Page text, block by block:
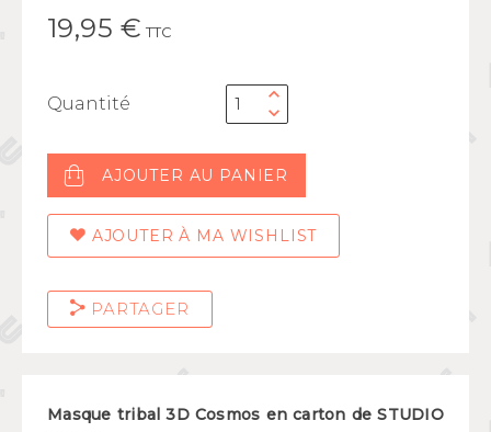
19,95 € TTC
Quantité
AJOUTER AU PANIER
AJOUTER À MA WISHLIST
PARTAGER
Masque tribal 3D Cosmos en carton de STUDIO